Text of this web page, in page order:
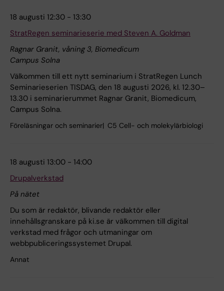
18 augusti 12:30 - 13:30
StratRegen seminarieserie med Steven A. Goldman
Ragnar Granit, våning 3, Biomedicum
Campus Solna
Välkommen till ett nytt seminarium i StratRegen Lunch
Seminarieserien TISDAG, den 18 augusti 2026, kl. 12.30–
13.30 i seminarierummet Ragnar Granit, Biomedicum,
Campus Solna.
Föreläsningar och seminarier C5 Cell- och molekylärbiologi
18 augusti 13:00 - 14:00
Drupalverkstad
På nätet
Du som är redaktör, blivande redaktör eller
innehållsgranskare på ki.se är välkommen till digital
verkstad med frågor och utmaningar om
webbpubliceringssystemet Drupal.
Annat